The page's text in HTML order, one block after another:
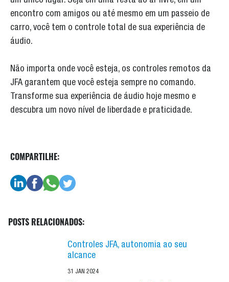
encontro com amigos ou até mesmo em um passeio de
carro, você tem o controle total de sua experiência de
áudio.
Não importa onde você esteja, os controles remotos da
JFA garantem que você esteja sempre no comando.
Transforme sua experiência de áudio hoje mesmo e
descubra um novo nível de liberdade e praticidade.
COMPARTILHE:
POSTS RELACIONADOS:
Controles JFA, autonomia ao seu
alcance
31 JAN 2024